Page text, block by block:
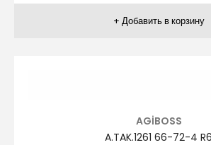
ZİVER
ZR.TAK.1041 48-58 R3